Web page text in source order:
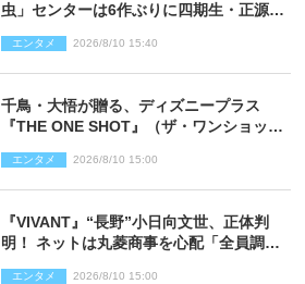
虫」センターは6作ぶりに四期生・正源司
エンタメ 2026/8/10 15:40
千鳥・大悟が贈る、ディズニープラス
『THE ONE SHOT』（ザ・ワンショッ
を投じる“真の笑い”を見る大会がついに
開幕
エンタメ 2026/8/10 15:00
『VIVANT』“長野”小日向文世、正体判
明！ ネットは丸菱商事を心配「全員調べ
エンタメ 2026/8/10 15:00